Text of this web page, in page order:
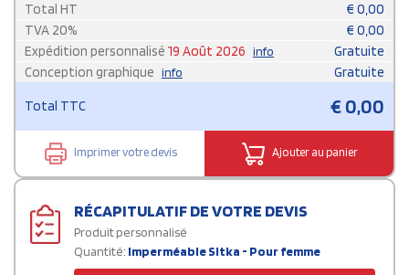
Total HT
€ 0,00
TVA 20% € 0,00
Expédition personnalisé 19 Août 2026 info
Gratuite
Conception graphique info Gratuite
Total TTC €0,00
Imprimer votre devis Ajouter au panier
RÉCAPITULATIF DE VOTRE DEVIS
Produit personnalisé
Quantité: Imperméable Sitka - Pour femme